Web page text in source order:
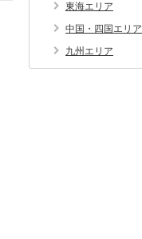
東海エリア
中国・四国エリア
九州エリア